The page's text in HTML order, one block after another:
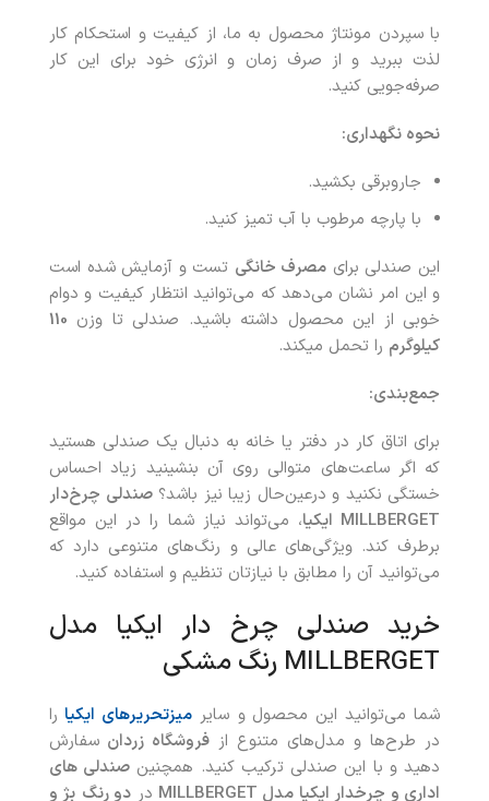
با سپردن مونتاژ محصول به ما، از کیفیت و استحکام کار
لذت ببرید و از صرف زمان و انرژی خود برای این کار
صرفه‌جویی کنید.
نحوه نگهداری:
جاروبرقی بکشید.
با پارچه مرطوب با آب تمیز کنید.
این صندلی برای مصرف خانگی تست و آزمایش شده است
و این امر نشان می‌دهد که می‌توانید انتظار کیفیت و دوام
خوبی از این محصول داشته باشید. صندلی تا وزن 110
کیلوگرم را تحمل میکند.
جمع‌بندی:
برای اتاق کار در دفتر یا خانه به دنبال یک صندلی هستید
که اگر ساعت‌های متوالی روی آن بنشینید زیاد احساس
خستگی نکنید و درعین‌حال زیبا نیز باشد؟صندلی چرخ‌دار
MILLBERGET ایکیا، می‌تواند نیاز شما را در این مواقع
برطرف کند. ویژگی‌های عالی و رنگ‌های متنوعی دارد که
می‌توانید آن را مطابق با نیازتان تنظیم و استفاده کنید.
خرید صندلی چرخ‌ دار ایکیا مدل
MILLBERGET رنگ مشکی
شما می‌توانید این محصول و سایر میزتحریرهای ایکیا را
در طرح‌ها و مدل‌های متنوع از فروشگاه زردان سفارش
دهید و با این صندلی ترکیب کنید. همچنین صندلی های
اداری و چرخدار ایکیا مدل MILLBERGET
در دو رنگ بژ و